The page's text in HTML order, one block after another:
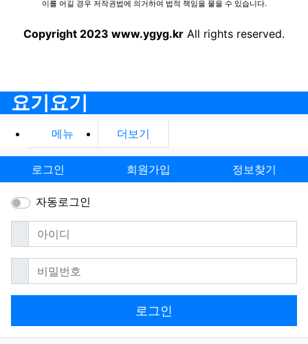
이를 어길 경우 저작권법에 의거하여 법적 책임을 물을 수 있습니다.
Copyright 2023 www.ygyg.kr All rights reserved.
요기요기
메뉴 더보기
로그인 회원가입 정보찾기
자동로그인
아이디필수
비밀번호필수
로그인